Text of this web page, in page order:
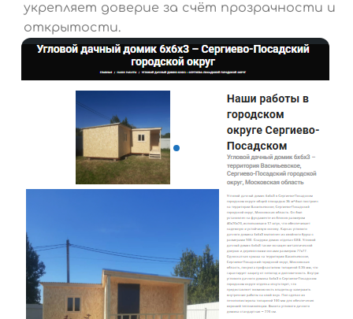
укрепляет доверие за счёт прозрачности и
открытости.